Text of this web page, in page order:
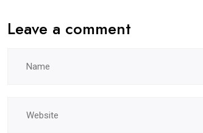
Leave a comment